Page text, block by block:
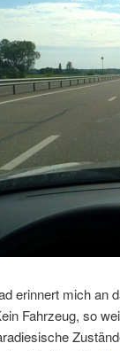
erinnert mich an
Fahrzeug, so